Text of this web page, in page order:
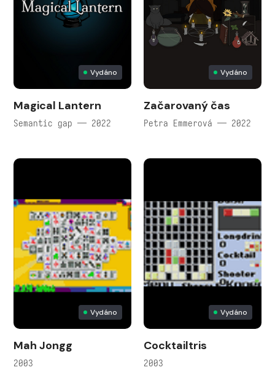
Vydáno
Magical Lantern
Semantic gap — 2022
Vydáno
Začarovaný čas
Petra Emmerová — 2022
Vydáno
Mah Jongg
2003
Vydáno
Cocktailtris
2003